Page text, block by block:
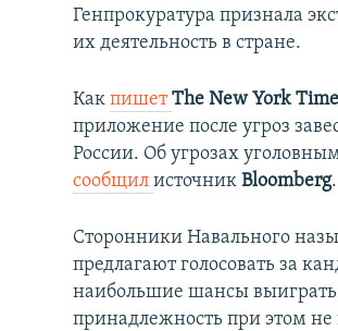
Генпрокуратура признала
их деятельность в стране.
КакпишетThe New York
приложение после угроз
России. Об угрозах
сообщилисточникBloomberg.
Сторонники Навального
предлагают голосовать за
наибольшие шансы выиграть
принадлежность при этом